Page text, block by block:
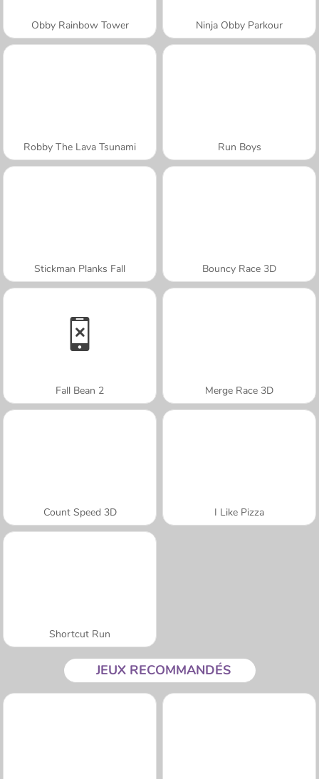
Obby Rainbow Tower Ninja Obby Parkour
Robby The Lava Tsunami Run Boys
Stickman Planks Fall Bouncy Race 3D
Fall Bean 2 Merge Race 3D
Count Speed 3D I Like Pizza
Shortcut Run
JEUX RECOMMANDÉS